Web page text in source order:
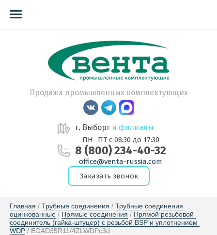
Продажа промышленных комплектующих
г. Выборг и филиалы
ПН- ПТ с 08:30 до 17:30
8 (800) 234-40-32
office@venta-russia.com
Заказать звонок
Главная / Трубные соединения / Трубные соединения
оцинкованные / Прямые соединения / Прямой резьбовой
соединитель (гайка-штуцер) с резьбой BSP и уплотнением
WDP / EGAD35R11/4ZLWDPc3d